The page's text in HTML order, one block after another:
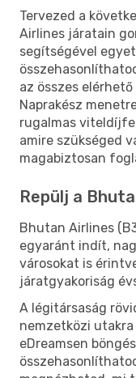
Tervezed a
Airlines járatain
segítségével
az összes
Naprakész
rugalmas
amire szükséged
magabiztosan
Repülj a
Bhutan Airlines
egyaránt indít,
városokat is
járatgyakoriság
A légitársaság
nemzetközi
eDreamsen